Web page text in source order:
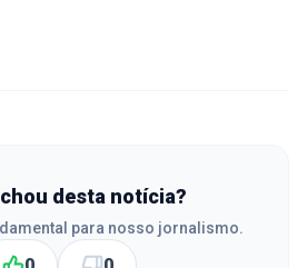
desta notícia?
para nosso jornalismo.